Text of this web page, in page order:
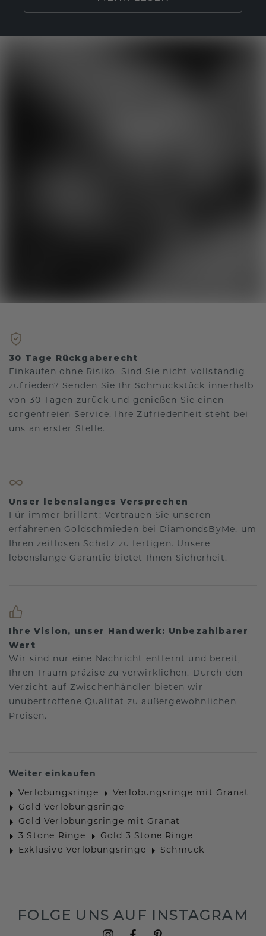
30 Tage Rückgaberecht
Einkaufen ohne Risiko. Sind Sie nicht vollständig
zufrieden? Senden Sie Ihr Schmuckstück innerhalb
von 30 Tagen zurück und genießen Sie einen
sorgenfreien Service. Ihre Zufriedenheit steht bei
uns an erster Stelle.
Unser lebenslanges Versprechen
Für immer brillant: Vertrauen Sie unseren
erfahrenen Goldschmieden bei DiamondsByMe, um
Ihren zeitlosen Schatz zu fertigen. Unsere
lebenslange Garantie bietet Ihnen Sicherheit.
Ihre Vision, unser Handwerk: Unbezahlbarer
Wert
Wir sind nur eine Nachricht entfernt und bereit,
Ihren Traum präzise zu verwirklichen. Durch den
Verzicht auf Zwischenhändler bieten wir
unübertroffene Qualität zu außergewöhnlichen
Preisen.
Weiter einkaufen
Verlobungsringe
Verlobungsringe mit Granat
Gold Verlobungsringe
Gold Verlobungsringe mit Granat
3 Stone Ringe
Gold 3 Stone Ringe
Exklusive Verlobungsringe
Schmuck
FOLGE UNS AUF INSTAGRAM